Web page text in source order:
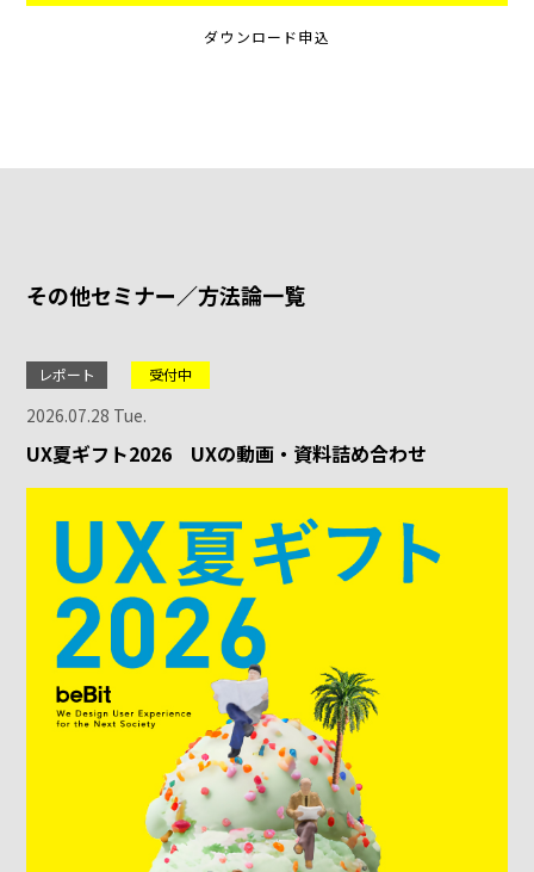
ダウンロード申込
その他セミナー／方法論一覧
レポート 受付中
2026.07.28 Tue.
UX夏ギフト2026 UXの動画・資料詰め合わせ